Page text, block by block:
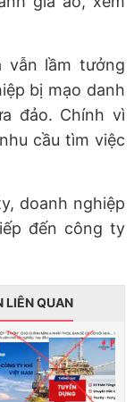
vẫn lầm tưởng
bị mạo danh
đảo. Chính vì
cầu tìm việc
doanh nghiệp
đến công ty
LIÊN QUAN